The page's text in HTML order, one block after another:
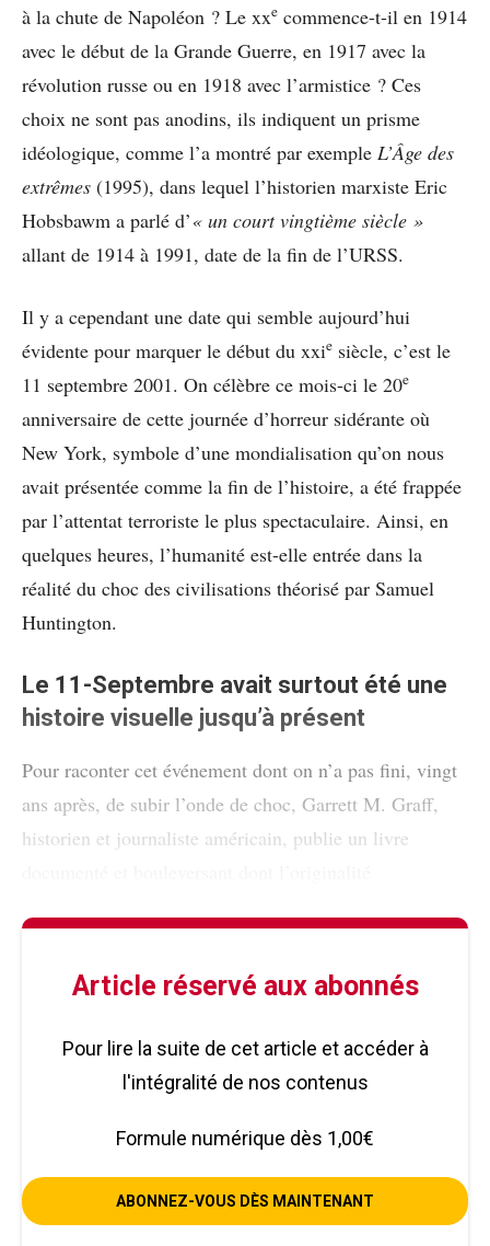
à la chute de Napoléon ? Le xxe commence-t-il en 1914
avec le début de la Grande Guerre, en 1917 avec la
révolution russe ou en 1918 avec l’armistice ? Ces
choix ne sont pas anodins, ils indiquent un prisme
idéologique, comme l’a montré par exemple L’Âge des
extrêmes (1995), dans lequel l’historien marxiste Eric
Hobsbawm a parlé d’« un court vingtième siècle »
allant de 1914 à 1991, date de la fin de l’URSS.
Il y a cependant une date qui semble aujourd’hui
évidente pour marquer le début du xxie siècle, c’est le
11 septembre 2001. On célèbre ce mois-ci le 20e
anniversaire de cette journée d’horreur sidérante où
New York, symbole d’une mondialisation qu’on nous
avait présentée comme la fin de l’histoire, a été frappée
par l’attentat terroriste le plus spectaculaire. Ainsi, en
quelques heures, l’humanité est-elle entrée dans la
réalité du choc des civilisations théorisé par Samuel
Huntington.
Le 11-Septembre avait surtout été une
histoire visuelle jusqu’à présent
Pour raconter cet événement dont on n’a pas fini, vingt
ans après, de subir l’onde de choc, Garrett M. Graff,
historien et journaliste américain, publie un livre
Article réservé aux abonnés
Pour lire la suite de cet article et accéder à
l'intégralité de nos contenus
Formule numérique dès 1,00€
ABONNEZ-VOUS DÈS MAINTENANT